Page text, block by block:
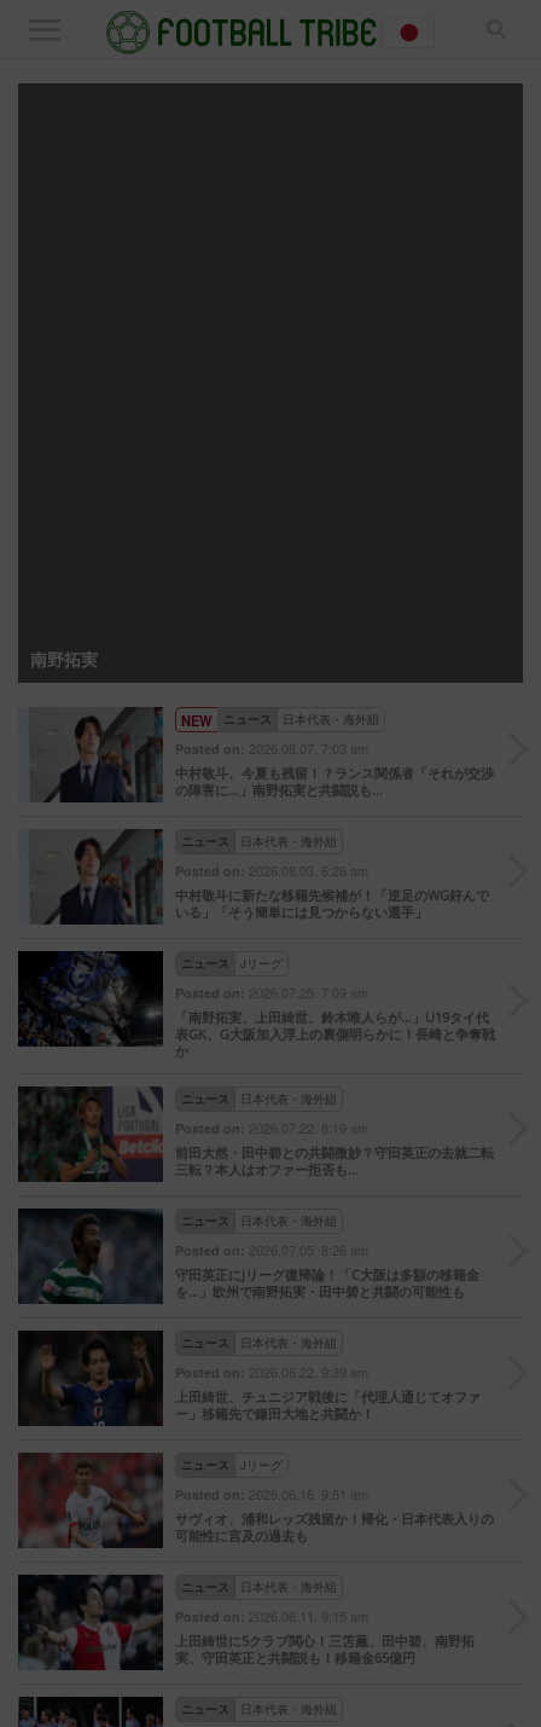
南野拓実
NEW ニュース 日本代表・海外組
Posted on: 2026.08.07. 7:03 am
中村敬斗、今夏も残留！？ランス関係者「それが交渉
の障害に…」南野拓実と共闘説も…
ニュース 日本代表・海外組
Posted on: 2026.08.03. 6:26 am
中村敬斗に新たな移籍先候補が！「逆足のWG好んで
いる」「そう簡単には見つからない選手」
ニュース Jリーグ
Posted on: 2026.07.25. 7:09 am
「南野拓実、上田綺世、鈴木唯人らが…」U19タイ代
表GK、G大阪加入浮上の裏側明らかに！長崎と争奪戦
か
ニュース 日本代表・海外組
Posted on: 2026.07.22. 8:19 am
前田大然・田中碧との共闘微妙？守田英正の去就二転
三転？本人はオファー拒否も…
ニュース 日本代表・海外組
Posted on: 2026.07.05. 8:26 am
守田英正にJリーグ復帰論！「C大阪は多額の移籍金
を…」欧州で南野拓実・田中碧と共闘の可能性も
ニュース 日本代表・海外組
Posted on: 2026.06.22. 9:39 am
上田綺世、チュニジア戦後に「代理人通じてオファ
ー」移籍先で鎌田大地と共闘か！
ニュース Jリーグ
Posted on: 2026.06.16. 9:51 am
サヴィオ、浦和レッズ残留か！帰化・日本代表入りの
可能性に言及の過去も
ニュース 日本代表・海外組
Posted on: 2026.06.11. 9:15 am
上田綺世に5クラブ関心！三笘薫、田中碧、南野拓
実、守田英正と共闘説も！移籍金65億円
ニュース 日本代表・海外組